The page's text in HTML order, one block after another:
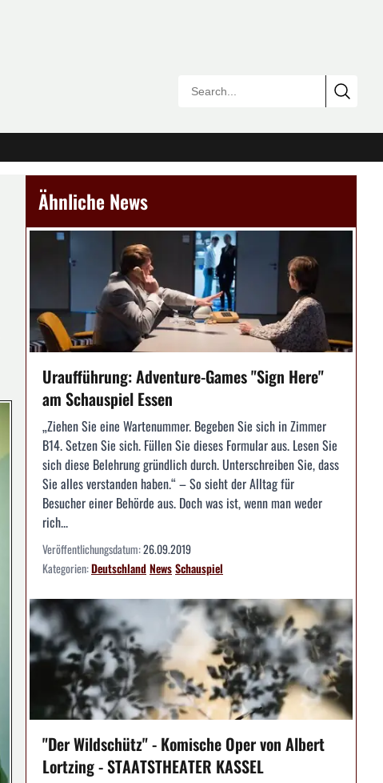
Ähnliche News
Uraufführung: Adventure-Games "Sign Here"
am Schauspiel Essen
„Ziehen Sie eine Wartenummer. Begeben Sie sich in Zimmer
B14. Setzen Sie sich. Füllen Sie dieses Formular aus. Lesen Sie
sich diese Belehrung gründlich durch. Unterschreiben Sie, dass
Sie alles verstanden haben.“ – So sieht der Alltag für
Besucher einer Behörde aus. Doch was ist, wenn man weder
rich...
Veröffentlichungsdatum:26.09.2019
Kategorien:DeutschlandNewsSchauspiel
"Der Wildschütz" - Komische Oper von Albert
Lortzing - STAATSTHEATER KASSEL